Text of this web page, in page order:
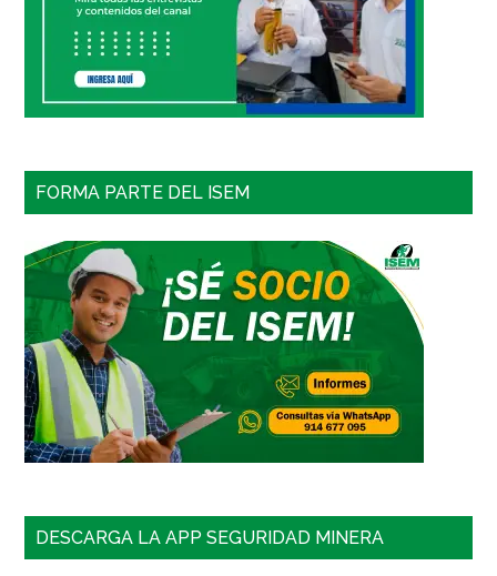
FORMA PARTE DEL ISEM
DESCARGA LA APP SEGURIDAD MINERA